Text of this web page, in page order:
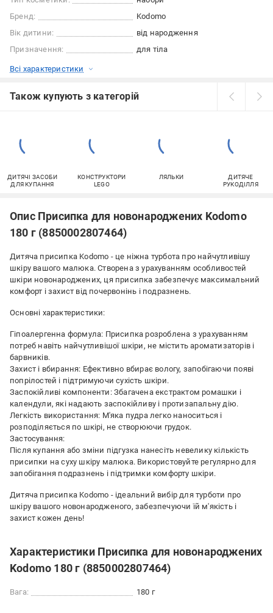
Бренд:
Kodomo
Вік дитини:
від народження
Призначення:
для тіла
Всі характеристики
Також купують з категорій
ДИТЯЧІ ЗАСОБИ
ДЛЯ КУПАННЯ
КОНСТРУКТОРИ
LEGO
ЛЯЛЬКИ
ДИТЯЧЕ
РУКОДІЛЛЯ
Опис Присипка для новонароджених Kodomo
180 г (8850002807464)
Дитяча присипка Kodomo - це ніжна турбота про найчутливішу
шкіру вашого малюка. Створена з урахуванням особливостей
шкіри новонароджених, ця присипка забезпечує максимальний
комфорт і захист від почервонінь і подразнень.
Основні характеристики:
Гіпоалергенна формула: Присипка розроблена з урахуванням
потреб навіть найчутливішої шкіри, не містить ароматизаторів і
барвників.
Захист і вбирання: Ефективно вбирає вологу, запобігаючи появі
попрілостей і підтримуючи сухість шкіри.
Заспокійливі компоненти: Збагачена екстрактом ромашки і
календули, які надають заспокійливу і протизапальну дію.
Легкість використання: М'яка пудра легко наноситься і
розподіляється по шкірі, не створюючи грудок.
Застосування:
Після купання або зміни підгузка нанесіть невелику кількість
присипки на суху шкіру малюка. Використовуйте регулярно для
запобігання подразнень і підтримки комфорту шкіри.
Дитяча присипка Kodomo - ідеальний вибір для турботи про
шкіру вашого новонародженого, забезпечуючи їй м'якість і
захист кожен день!
Характеристики Присипка для новонароджених
Kodomo 180 г (8850002807464)
Вага: 180 г